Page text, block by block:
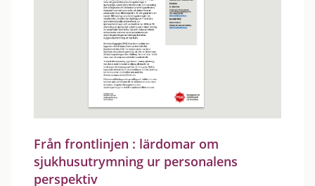
Från frontlinjen : lärdomar om
sjukhusutrymning ur personalens
perspektiv